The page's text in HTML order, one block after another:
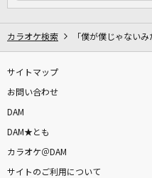
カラオケ検索 「僕が僕じゃない
サイトマップ
お問い合わせ
DAM
DAM★とも
カラオケ＠DAM
サイトのご利用について